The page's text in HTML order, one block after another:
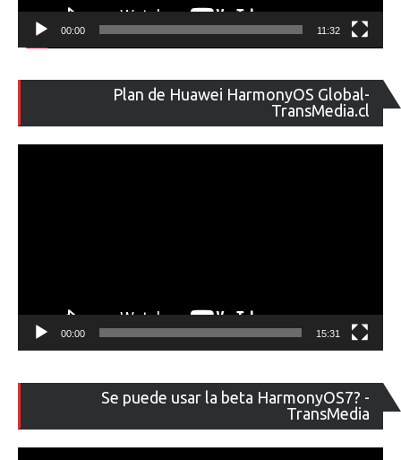
00:00 11:32
Plan de Huawei HarmonyOS Global-
TransMedia.cl
de
00:00 15:31
Se puede usar la beta HarmonyOS7? -
TransMedia
de